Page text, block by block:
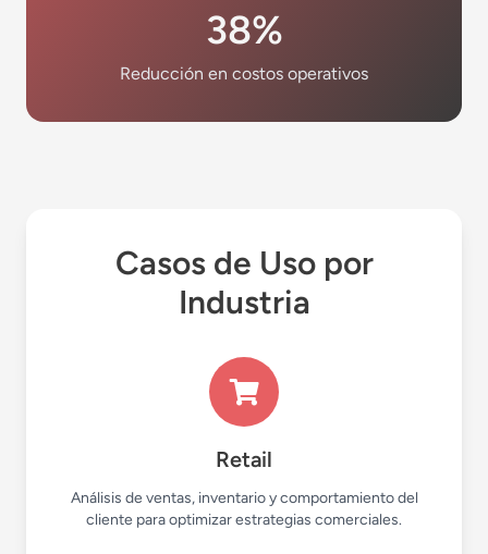
38%
Reducción en costos operativos
Casos de Uso por
Industria
Retail
Análisis de ventas, inventario y comportamiento del
cliente para optimizar estrategias comerciales.